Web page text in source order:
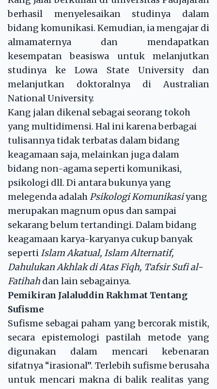
berhasil menyelesaikan studinya dalam
bidang komunikasi. Kemudian, ia mengajar di
almamaternya dan mendapatkan
kesempatan beasiswa untuk melanjutkan
studinya ke Lowa State University dan
melanjutkan doktoralnya di Australian
National University.
Kang jalan dikenal sebagai seorang tokoh
yang multidimensi. Hal ini karena berbagai
tulisannya tidak terbatas dalam bidang
keagamaan saja, melainkan juga dalam
bidang non-agama seperti komunikasi,
psikologi dll. Di antara bukunya yang
melegenda adalahPsikologi Komunikasiyang
merupakan magnum opus dan sampai
sekarang belum tertandingi. Dalam bidang
keagamaan karya-karyanya cukup banyak
sepertiIslam Akatual, Islam Alternatif,
Dahulukan Akhlak di Atas Fiqh, Tafsir Sufi al-
Fatihah dan lain sebagainya.
Pemikiran Jalaluddin Rakhmat Tentang
Sufisme
Sufisme sebagai paham yang bercorak mistik,
secara epistemologi pastilah metode yang
digunakan dalam mencari kebenaran
sifatnya “irasional”. Terlebih sufisme berusaha
untuk mencari makna di balik realitas yang